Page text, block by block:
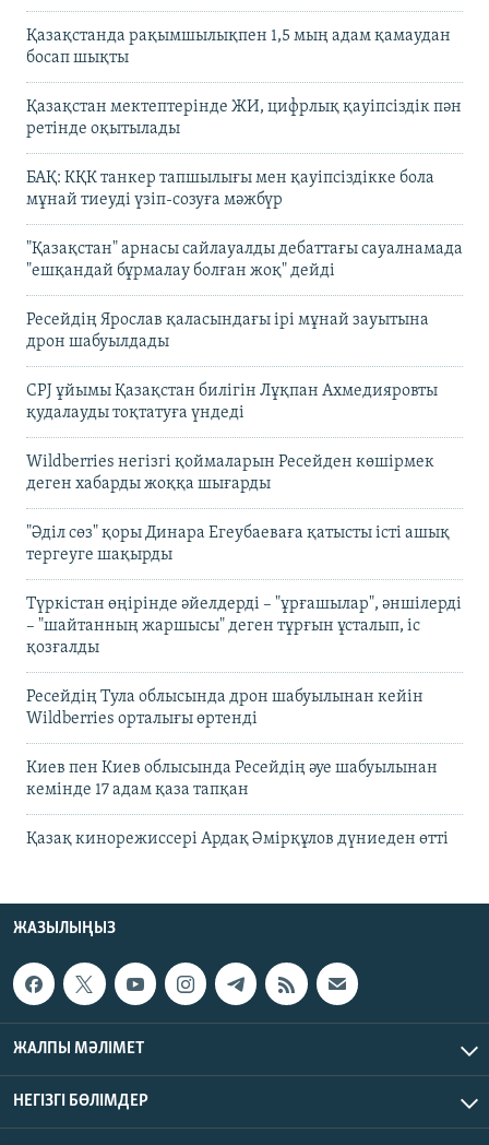
Қазақстанда рақымшылықпен 1,5 мың адам қамаудан
босап шықты
Қазақстан мектептерінде ЖИ, цифрлық қауіпсіздік пән
ретінде оқытылады
БАҚ: КҚК танкер тапшылығы мен қауіпсіздікке бола
мұнай тиеуді үзіп-созуға мәжбүр
"Қазақстан" арнасы сайлауалды дебаттағы сауалнамада
"ешқандай бұрмалау болған жоқ" дейді
Ресейдің Ярослав қаласындағы ірі мұнай зауытына
дрон шабуылдады
CPJ ұйымы Қазақстан билігін Лұқпан Ахмедияровты
қудалауды тоқтатуға үндеді
Wildberries негізгі қоймаларын Ресейден көшірмек
деген хабарды жоққа шығарды
"Әділ сөз" қоры Динара Егеубаеваға қатысты істі ашық
тергеуге шақырды
Түркістан өңірінде әйелдерді – "ұрғашылар", әншілерді
– "шайтанның жаршысы" деген тұрғын ұсталып, іс
қозғалды
Ресейдің Тула облысында дрон шабуылынан кейін
Wildberries орталығы өртенді
Киев пен Киев облысында Ресейдің әуе шабуылынан
кемінде 17 адам қаза тапқан
Қазақ кинорежиссері Ардақ Әмірқұлов дүниеден өтті
ЖАЗЫЛЫҢЫЗ
ЖАЛПЫ МӘЛІМЕТ
НЕГІЗГІ БӨЛІМДЕР